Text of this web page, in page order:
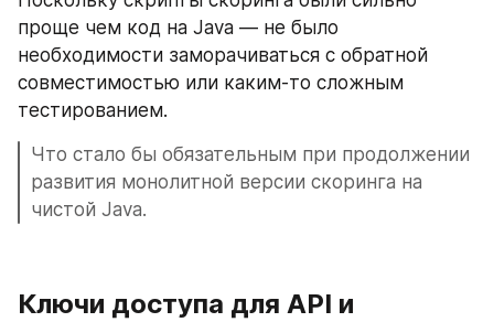
проще чем код на Java — не было
необходимости заморачиваться с обратной
совместимостью или каким-то сложным
тестированием.
Что стало бы обязательным при продолжении
развития монолитной версии скоринга на
чистой Java.
Ключи доступа для API и